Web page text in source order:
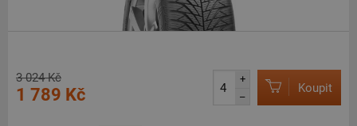
3 024 Kč
1 789 Kč
+
–
Koupit